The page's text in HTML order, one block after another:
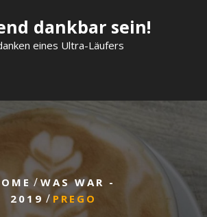
dankbar sein!
eines Ultra-Läufers
/WAS WAR -
2019 / PREGO